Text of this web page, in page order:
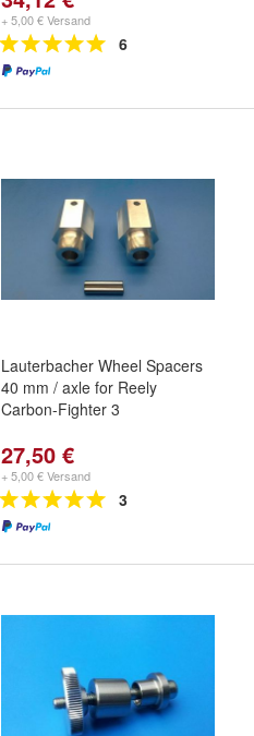
+ 5,00 € Versand
6
Lauterbacher Wheel Spacers
40 mm / axle for Reely
Carbon-Fighter 3
27,50 €
+ 5,00 € Versand
3